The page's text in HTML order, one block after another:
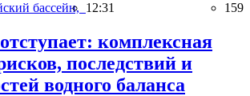
бассейн, 12:31 159
комплексная
последствий и
водного баланса